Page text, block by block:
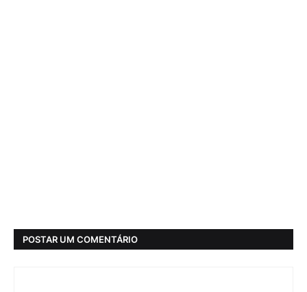
POSTAR UM COMENTÁRIO